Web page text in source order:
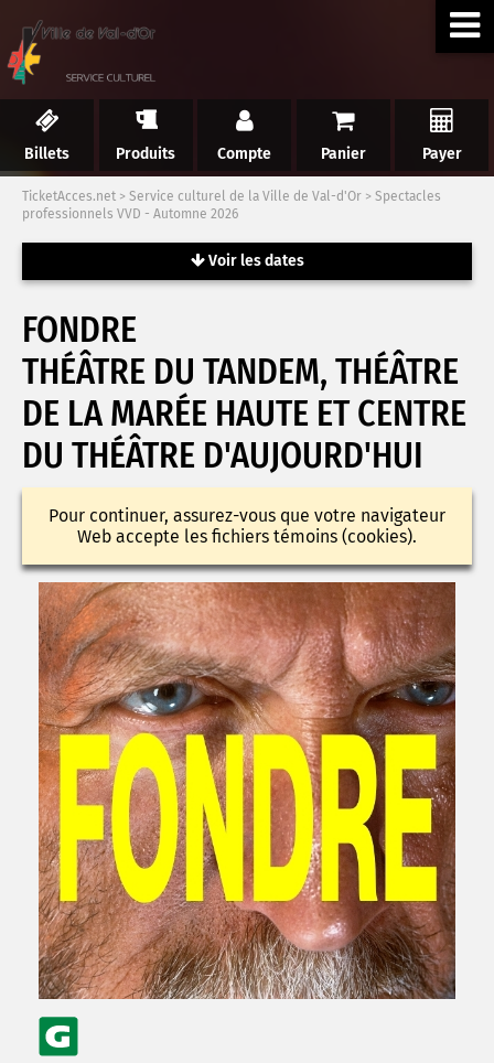
Billets Produits Compte Panier Payer
TicketAcces.net > Service culturel de la Ville de Val-d'Or > Spectacles
professionnels VVD - Automne 2026
Voir les dates
FONDRE
THÉÂTRE DU TANDEM, THÉÂTRE
DE LA MARÉE HAUTE ET CENTRE
DU THÉÂTRE D'AUJOURD'HUI
Pour continuer, assurez-vous que votre navigateur
Web accepte les fichiers témoins (cookies).